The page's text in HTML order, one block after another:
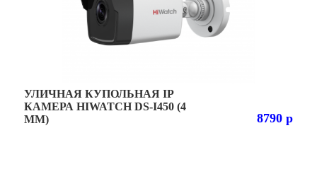
УЛИЧНАЯ КУПОЛЬНАЯ IP
КАМЕРА HIWATCH DS-I450 (4
MM)
8790 р